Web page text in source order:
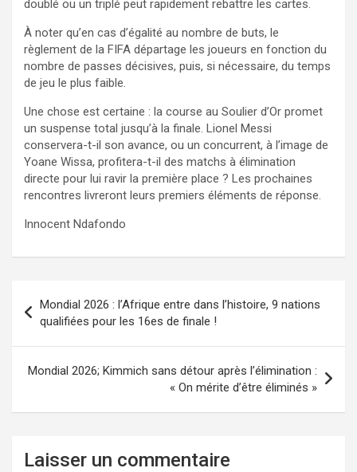
doublé ou un triplé peut rapidement rebattre les cartes.
À noter qu’en cas d’égalité au nombre de buts, le
règlement de la FIFA départage les joueurs en fonction du
nombre de passes décisives, puis, si nécessaire, du temps
de jeu le plus faible.
Une chose est certaine : la course au Soulier d’Or promet
un suspense total jusqu’à la finale. Lionel Messi
conservera-t-il son avance, ou un concurrent, à l’image de
Yoane Wissa, profitera-t-il des matchs à élimination
directe pour lui ravir la première place ? Les prochaines
rencontres livreront leurs premiers éléments de réponse.
Innocent Ndafondo
de
l’article
Mondial 2026 : l’Afrique entre dans l’histoire, 9 nations
qualifiées pour les 16es de finale !
Mondial 2026; Kimmich sans détour après l’élimination :
« On mérite d’être éliminés »
Laisser un commentaire